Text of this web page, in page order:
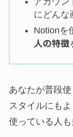
にどんな
Notionを
人の特徴
あなたが普段
スタイルにも
使っている人も